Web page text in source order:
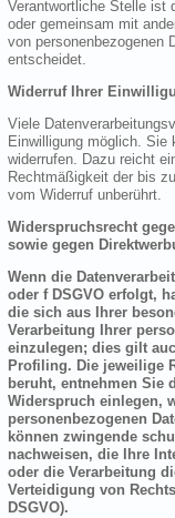
Verantwortliche Stelle ist
oder gemeinsam mit
von personenbezogenen
entscheidet.
Widerruf Ihrer
Viele
Einwilligung möglich. Sie
widerrufen. Dazu reicht
Rechtmäßigkeit der bis
vom Widerruf unberührt.
Widerspruchsrecht
sowie gegen
Wenn die
oder f DSGVO erfolgt,
die sich aus Ihrer
Verarbeitung Ihrer
einzulegen; dies gilt
Profiling. Die jeweilige
beruht, entnehmen Sie
Widerspruch einlegen,
personenbezogenen
können zwingende
nachweisen, die Ihre
oder die Verarbeitung
Verteidigung von
DSGVO).